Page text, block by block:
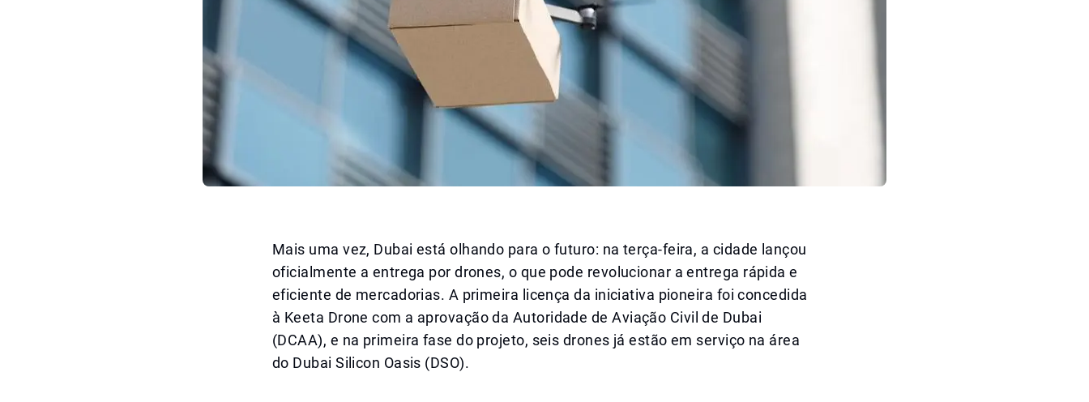
Mais uma vez, Dubai está olhando para o futuro: na terça-feira, a cidade lançou
oficialmente a entrega por drones, o que pode revolucionar a entrega rápida e
eficiente de mercadorias. A primeira licença da iniciativa pioneira foi concedida
à Keeta Drone com a aprovação da Autoridade de Aviação Civil de Dubai
(DCAA), e na primeira fase do projeto, seis drones já estão em serviço na área
do Dubai Silicon Oasis (DSO).